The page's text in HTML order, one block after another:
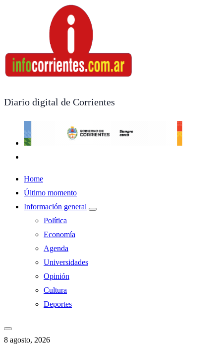
Diario digital de Corrientes
Home
Último momento
Información general
Política
Economía
Agenda
Universidades
Opinión
Cultura
Deportes
8 agosto, 2026